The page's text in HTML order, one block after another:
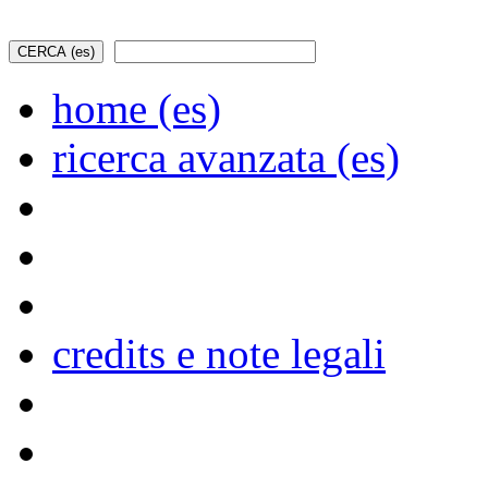
home (es)
ricerca avanzata (es)
credits e note legali